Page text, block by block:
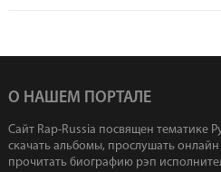
О НАШЕМ ПОРТАЛЕ
Сайт Rap-Russia посвящен тематике
скачать альбомы, прослушать онлайн
прочитать биографию рэп